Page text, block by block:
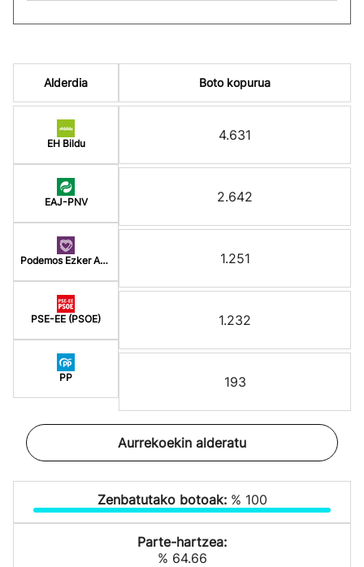
Alderdia
EH Bildu
EAJ-PNV
Podemos Ezker Anitz
PSE-EE (PSOE)
PP
Boto kopurua
4.631
2.642
1.251
1.232
193
Aurrekoekin alderatu
Zenbatutako botoak: % 100
Parte-hartzea:
% 64.66